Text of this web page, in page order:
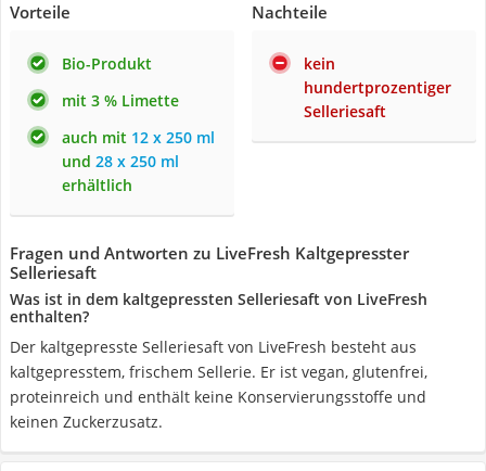
Vorteile
Bio-Produkt
mit 3 % Limette
auch mit 12 x 250 ml
und 28 x 250 ml
erhältlich
Nachteile
kein
hundertprozentiger
Selleriesaft
Fragen und Antworten zu LiveFresh Kaltgepresster
Selleriesaft
Was ist in dem kaltgepressten Selleriesaft von LiveFresh
enthalten?
Der kaltgepresste Selleriesaft von LiveFresh besteht aus
kaltgepresstem, frischem Sellerie. Er ist vegan, glutenfrei,
proteinreich und enthält keine Konservierungsstoffe und
keinen Zuckerzusatz.